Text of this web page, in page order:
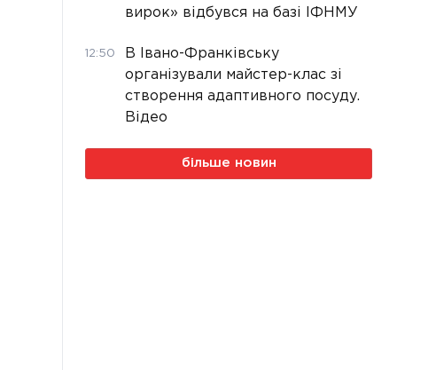
вирок» відбувся на базі ІФНМУ
12:50
В Івано-Франківську
організували майстер-клас зі
створення адаптивного посуду.
Відео
більше новин